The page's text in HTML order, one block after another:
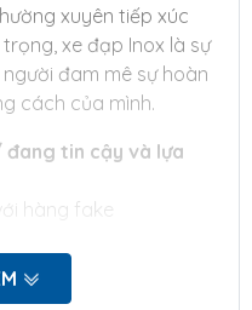
xuyên tiếp xúc
xe đạp Inox là sự
đam mê sự hoàn
cách của mình.
đang tin cậy và lựa
hàng fake
hàng